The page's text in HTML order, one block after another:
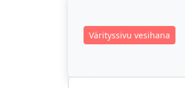
Värityssivu vesihana